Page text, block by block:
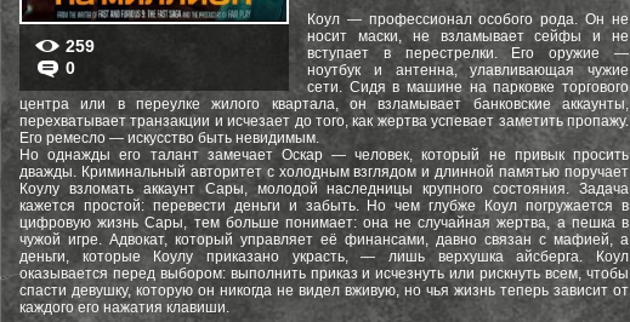
259
0
Коул — профессионал особого рода. Он не
носит маски, не взламывает сейфы и не
вступает в перестрелки. Его оружие —
ноутбук и антенна, улавливающая чужие
сети. Сидя в машине на парковке торгового
центра или в переулке жилого квартала, он взламывает банковские аккаунты,
перехватывает транзакции и исчезает до того, как жертва успевает заметить пропажу.
Его ремесло — искусство быть невидимым.
Но однажды его талант замечает Оскар — человек, который не привык просить
дважды. Криминальный авторитет с холодным взглядом и длинной памятью поручает
Коулу взломать аккаунт Сары, молодой наследницы крупного состояния. Задача
кажется простой: перевести деньги и забыть. Но чем глубже Коул погружается в
цифровую жизнь Сары, тем больше понимает: она не случайная жертва, а пешка в
чужой игре. Адвокат, который управляет её финансами, давно связан с мафией, а
деньги, которые Коулу приказано украсть, — лишь верхушка айсберга. Коул
оказывается перед выбором: выполнить приказ и исчезнуть или рискнуть всем, чтобы
спасти девушку, которую он никогда не видел вживую, но чья жизнь теперь зависит от
каждого его нажатия клавиши.